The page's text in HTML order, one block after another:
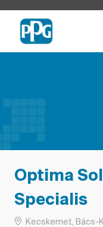
Optima
Specialis
Ubicación
Kecskemet, Bács-